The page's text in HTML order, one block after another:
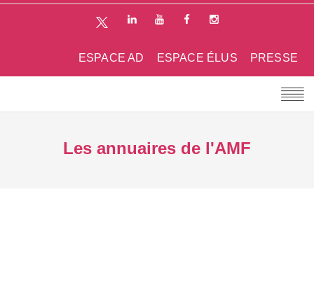
PRESSE
ESPACE ÉLUS
ESPACE AD
Les annuaires de l'AMF